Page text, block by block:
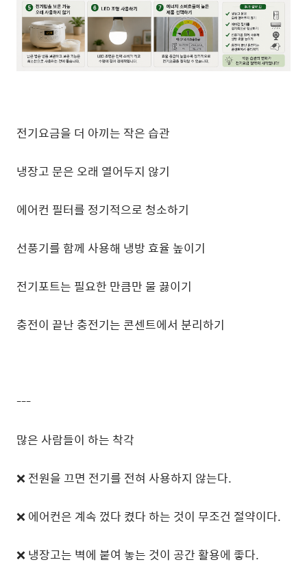
전기요금을 더 아끼는 작은 습관
냉장고 문은 오래 열어두지 않기
에어컨 필터를 정기적으로 청소하기
선풍기를 함께 사용해 냉방 효율 높이기
전기포트는 필요한 만큼만 물 끓이기
충전이 끝난 충전기는 콘센트에서 분리하기
---
많은 사람들이 하는 착각
❌ 전원을 끄면 전기를 전혀 사용하지 않는다.
❌ 에어컨은 계속 껐다 켰다 하는 것이 무조건 절약이다.
❌ 냉장고는 벽에 붙여 놓는 것이 공간 활용에 좋다.